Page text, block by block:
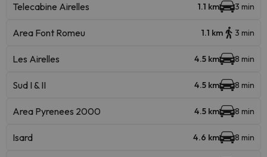
Telecabine Airelles 1.1 km 3 min
Area Font Romeu 1.1 km 3 min
Les Airelles 4.5 km 8 min
Sud I & II 4.5 km 8 min
Area Pyrenees 2000 4.5 km 8 min
Isard 4.6 km 8 min